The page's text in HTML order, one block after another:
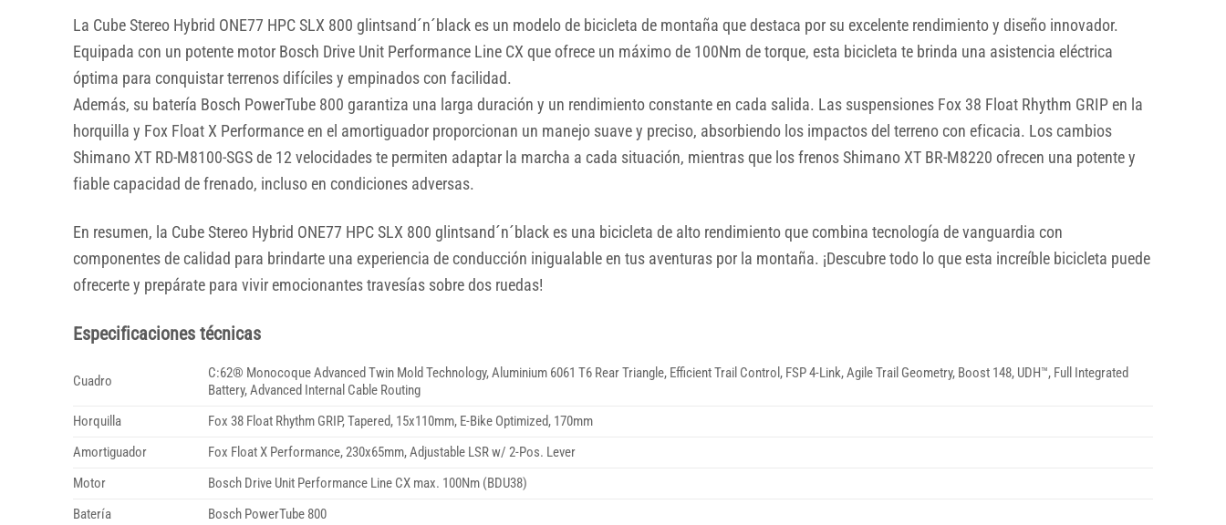
La Cube Stereo Hybrid ONE77 HPC SLX 800 glintsand´n´black es un modelo de bicicleta de montaña que destaca por su excelente rendimiento y diseño innovador.
Equipada con un potente motor Bosch Drive Unit Performance Line CX que ofrece un máximo de 100Nm de torque, esta bicicleta te brinda una asistencia eléctrica
óptima para conquistar terrenos difíciles y empinados con facilidad.
Además, su batería Bosch PowerTube 800 garantiza una larga duración y un rendimiento constante en cada salida. Las suspensiones Fox 38 Float Rhythm GRIP en la
horquilla y Fox Float X Performance en el amortiguador proporcionan un manejo suave y preciso, absorbiendo los impactos del terreno con eficacia. Los cambios
Shimano XT RD-M8100-SGS de 12 velocidades te permiten adaptar la marcha a cada situación, mientras que los frenos Shimano XT BR-M8220 ofrecen una potente y
fiable capacidad de frenado, incluso en condiciones adversas.
En resumen, la Cube Stereo Hybrid ONE77 HPC SLX 800 glintsand´n´black es una bicicleta de alto rendimiento que combina tecnología de vanguardia con
componentes de calidad para brindarte una experiencia de conducción inigualable en tus aventuras por la montaña. ¡Descubre todo lo que esta increíble bicicleta puede
ofrecerte y prepárate para vivir emocionantes travesías sobre dos ruedas!
Especificaciones técnicas
Cuadro
C:62® Monocoque Advanced Twin Mold Technology, Aluminium 6061 T6 Rear Triangle, Efficient Trail Control, FSP 4-Link, Agile Trail Geometry, Boost 148, UDH™, Full Integrated
Battery, Advanced Internal Cable Routing
Horquilla
Fox 38 Float Rhythm GRIP, Tapered, 15x110mm, E-Bike Optimized, 170mm
Amortiguador
Fox Float X Performance, 230x65mm, Adjustable LSR w/ 2-Pos. Lever
Motor
Bosch Drive Unit Performance Line CX max. 100Nm (BDU38)
Batería
Bosch PowerTube 800